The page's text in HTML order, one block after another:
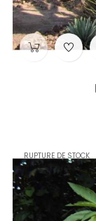
RUPTURE DE STOCK